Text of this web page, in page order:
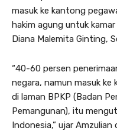
masuk ke kantong
hakim agung untuk
Diana Malemita Ginting,
“40-60 persen
negara, namun masuk
di laman BPKP (Badan
Pemangunan), itu
Indonesia,” ujar